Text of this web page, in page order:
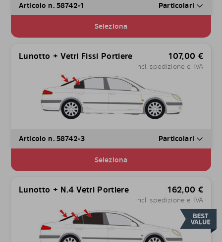
Articolo n. 58742-1 Particolari
Seleziona
Lunotto + Vetri Fissi Portiere 107,00 €
incl. spedizione e IVA
Articolo n. 58742-3 Particolari
Seleziona
Lunotto + N.4 Vetri Portiere 162,00 €
incl. spedizione e IVA